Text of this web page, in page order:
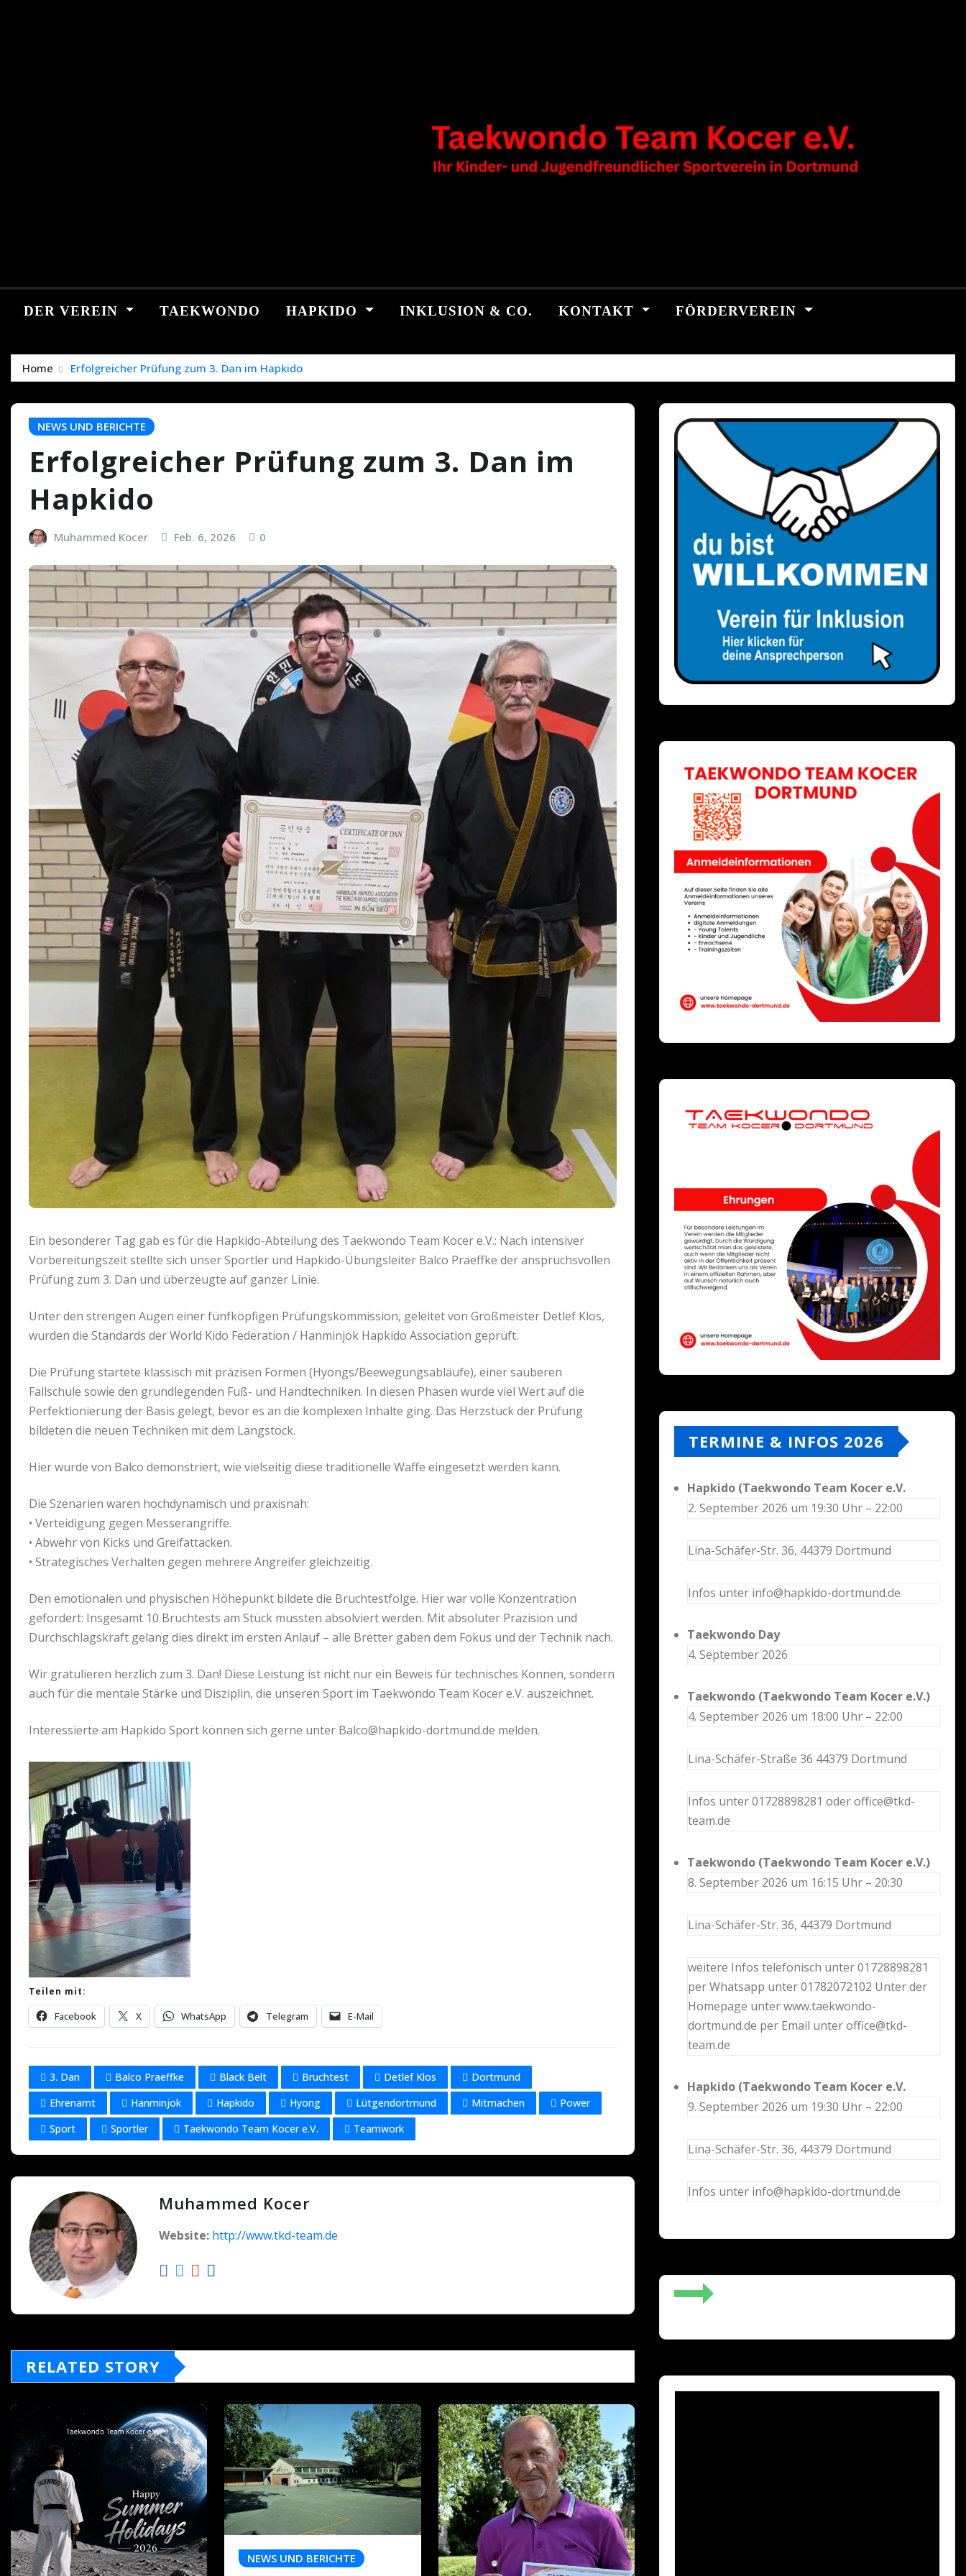
DER VEREIN TAEKWONDO HAPKIDO INKLUSION & CO. KONTAKT FÖRDERVEREIN
Home Erfolgreicher Prüfung zum 3. Dan im Hapkido
NEWS UND BERICHTE
Erfolgreicher Prüfung zum 3. Dan im
Hapkido
Muhammed Kocer Feb. 6, 2026 0
Ein besonderer Tag gab es für die Hapkido-Abteilung des Taekwondo Team Kocer e.V.: Nach intensiver
Vorbereitungszeit stellte sich unser Sportler und Hapkido-Übungsleiter Balco Praeffke der anspruchsvollen
Prüfung zum 3. Dan und überzeugte auf ganzer Linie.
Unter den strengen Augen einer fünfköpfigen Prüfungskommission, geleitet von Großmeister Detlef Klos,
wurden die Standards der World Kido Federation / Hanminjok Hapkido Association geprüft.
Die Prüfung startete klassisch mit präzisen Formen (Hyongs/Beewegungsabläufe), einer sauberen
Fallschule sowie den grundlegenden Fuß- und Handtechniken. In diesen Phasen wurde viel Wert auf die
Perfektionierung der Basis gelegt, bevor es an die komplexen Inhalte ging. Das Herzstück der Prüfung
bildeten die neuen Techniken mit dem Langstock.
Hier wurde von Balco demonstriert, wie vielseitig diese traditionelle Waffe eingesetzt werden kann.
Die Szenarien waren hochdynamisch und praxisnah:
•⁠ ⁠Verteidigung gegen Messerangriffe.
•⁠ ⁠Abwehr von Kicks und Greifattacken.
•⁠ ⁠Strategisches Verhalten gegen mehrere Angreifer gleichzeitig.
Den emotionalen und physischen Höhepunkt bildete die Bruchtestfolge. Hier war volle Konzentration
gefordert: Insgesamt 10 Bruchtests am Stück mussten absolviert werden. Mit absoluter Präzision und
Durchschlagskraft gelang dies direkt im ersten Anlauf – alle Bretter gaben dem Fokus und der Technik nach.
Wir gratulieren herzlich zum 3. Dan! Diese Leistung ist nicht nur ein Beweis für technisches Können, sondern
auch für die mentale Stärke und Disziplin, die unseren Sport im Taekwondo Team Kocer e.V. auszeichnet.
Interessierte am Hapkido Sport können sich gerne unter Balco@hapkido-dortmund.de melden.
Teilen mit:
Facebook X WhatsApp Telegram E-Mail
3. Dan Balco Praeffke Black Belt Bruchtest Detlef Klos
Dortmund
Ehrenamt
Hanminjok Hapkido Hyong Lütgendortmund Mitmachen
Power
Sport
Sportler Taekwondo Team Kocer e.V. Teamwork
Muhammed Kocer
Website: http://www.tkd-team.de
RELATED STORY
NEWS UND BERICHTE
TERMINE & INFOS 2026
Hapkido (Taekwondo Team Kocer e.V.
2. September 2026 um 19:30 Uhr – 22:00
Lina-Schäfer-Str. 36, 44379 Dortmund
Infos unter info@hapkido-dortmund.de
Taekwondo Day
4. September 2026
Taekwondo (Taekwondo Team Kocer e.V.)
4. September 2026 um 18:00 Uhr – 22:00
Lina-Schäfer-Straße 36 44379 Dortmund
Infos unter 01728898281 oder office@tkd-
team.de
Taekwondo (Taekwondo Team Kocer e.V.)
8. September 2026 um 16:15 Uhr – 20:30
Lina-Schäfer-Str. 36, 44379 Dortmund
weitere Infos telefonisch unter 01728898281
per Whatsapp unter 01782072102 Unter der
Homepage unter www.taekwondo-
dortmund.de per Email unter office@tkd-
team.de
Hapkido (Taekwondo Team Kocer e.V.
9. September 2026 um 19:30 Uhr – 22:00
Lina-Schäfer-Str. 36, 44379 Dortmund
Infos unter info@hapkido-dortmund.de